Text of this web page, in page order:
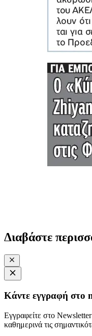
Διαβάστε
Κάντε εγγραφή στο
Εγγραφείτε στο
καθημερινά τις